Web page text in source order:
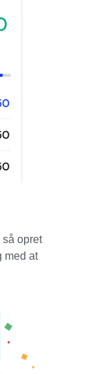
så opret
med at